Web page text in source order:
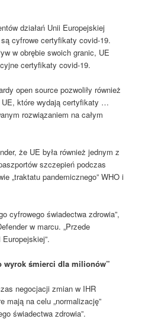
działań Unii Europejskiej
cyfrowe certyfikaty covid-19.
w obrębie swoich granic, UE
certyfikaty covid-19.
open source pozwoliły również
UE, które wydają certyfikaty …
rozwiązaniem na całym
że UE była również jednym z
szczepień podczas
„traktatu pandemicznego” WHO i
cyfrowego świadectwa zdrowia”,
w marcu. „Przede
wyrok śmierci dla milionów”
negocjacji zmian w IHR
mają na celu „normalizację”
świadectwa zdrowia”.